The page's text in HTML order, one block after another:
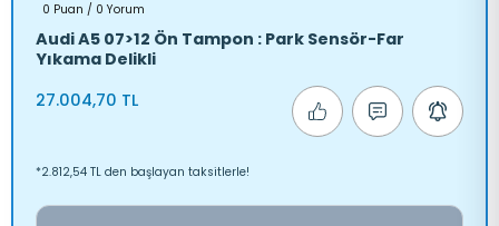
0 Puan / 0 Yorum
Audi A5 07>12 Ön Tampon : Park Sensör-Far
Yıkama Delikli
27.004,70 TL
*2.812,54 TL den başlayan taksitlerle!